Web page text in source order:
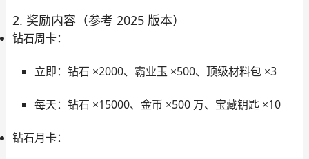
2. 奖励内容（参考 2025 版本）
钻石周卡：
立即：钻石 ×2000、霸业玉 ×500、顶级材料包 ×3
每天：钻石 ×15000、金币 ×500 万、宝藏钥匙 ×10
钻石月卡：